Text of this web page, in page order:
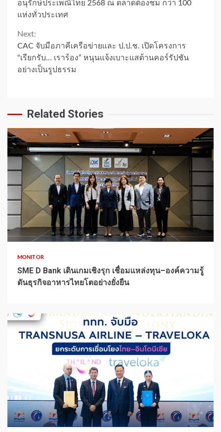
Reading
อนุรักษ์ประเพณีไทย 2568 ณ ตลาดต้องชม กว่า 100
แห่งทั่วประเทศ
Next:
CAC จับมือภาคีเครือข่ายและ ป.ป.ช. เปิดโครงการ
“เรียกรับ… เราร้อง” หนุนแจ้งเบาะแสต้านคอร์รัปชัน
อย่างเป็นรูปธรรม
Related Stories
1 min read
MONITOR
SME D Bank เดินเกมเชิงรุก เชื่อมแหล่งทุน–องค์ความรู้
ดันธุรกิจอาหารไทยโตอย่างยั่งยืน
1 min read